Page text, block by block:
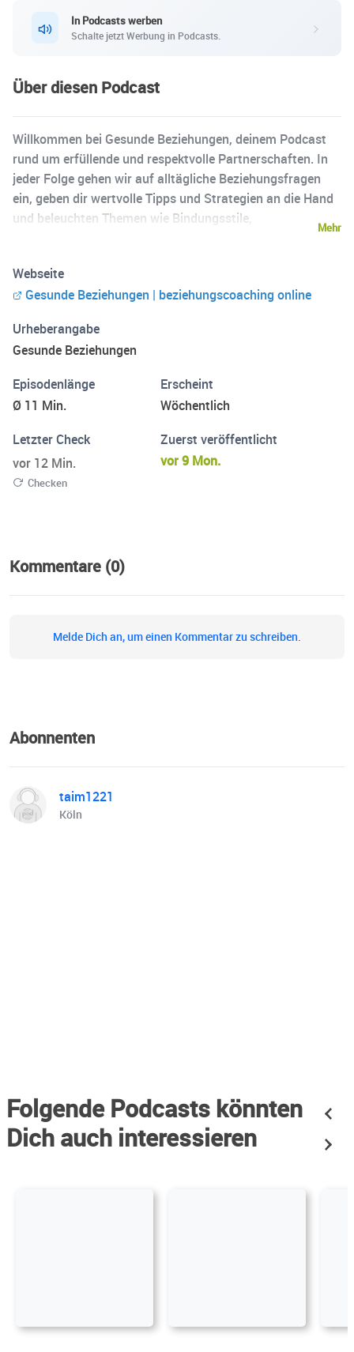
In Podcasts werben
Schalte jetzt Werbung in Podcasts.
Über diesen Podcast
Willkommen bei Gesunde Beziehungen, deinem Podcast
rund um erfüllende und respektvolle Partnerschaften. In
jeder Folge gehen wir auf alltägliche Beziehungsfragen
ein, geben dir wertvolle Tipps und Strategien an die Hand
und beleuchten Themen wie Bindungsstile,
Grenzen setzt, emotionale Abhängigkeit erkennst und
stärkende Verbindungen aufbaust, für eine Beziehung, die
www.gesundebeziehungen.net Instagram:
@gesunde.beziehungen TikTok: @gesunde.beziehungen
Mehr
Webseite
Gesunde Beziehungen | beziehungscoaching online
Urheberangabe
Gesunde Beziehungen
Episodenlänge
Ø 11 Min.
Erscheint
Wöchentlich
Letzter Check
vor 12 Min.
Checken
Zuerst veröffentlicht
vor 9 Mon.
Kommentare (0)
Melde Dich an, um einen Kommentar zu schreiben.
Abonnenten
taim1221
Köln
Folgende Podcasts könnten
Dich auch interessieren